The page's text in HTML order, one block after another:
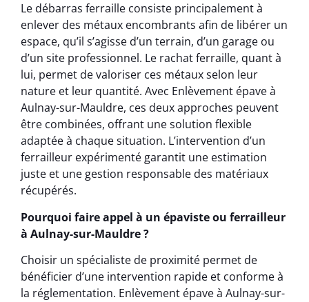
Le débarras ferraille consiste principalement à
enlever des métaux encombrants afin de libérer un
espace, qu’il s’agisse d’un terrain, d’un garage ou
d’un site professionnel. Le rachat ferraille, quant à
lui, permet de valoriser ces métaux selon leur
nature et leur quantité. Avec Enlèvement épave à
Aulnay-sur-Mauldre, ces deux approches peuvent
être combinées, offrant une solution flexible
adaptée à chaque situation. L’intervention d’un
ferrailleur expérimenté garantit une estimation
juste et une gestion responsable des matériaux
récupérés.
Pourquoi faire appel à un épaviste ou ferrailleur
à Aulnay-sur-Mauldre ?
Choisir un spécialiste de proximité permet de
bénéficier d’une intervention rapide et conforme à
la réglementation. Enlèvement épave à Aulnay-sur-